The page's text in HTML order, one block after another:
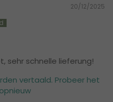
20/12/2025
sehr schnelle lieferung!
vertaald. Probeer het